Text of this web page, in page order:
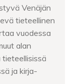
Venäjän
tieteellinen
vuodessa
alan
ja kirja-